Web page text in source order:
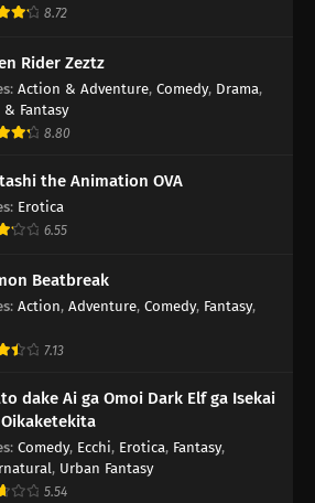
8.72
Rider Zeztz
: Action & Adventure, Comedy, Drama,
& Fantasy
8.80
the Animation OVA
: Erotica
6.55
Beatbreak
: Action, Adventure, Comedy, Fantasy,
7.13
dake Ai ga Omoi Dark Elf ga Isekai
: Comedy, Ecchi, Erotica, Fantasy,
, Urban Fantasy
5.54